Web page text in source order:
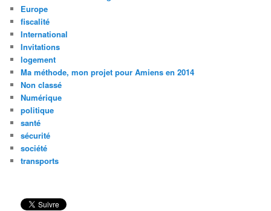
Europe
fiscalité
International
Invitations
logement
Ma méthode, mon projet pour Amiens en 2014
Non classé
Numérique
politique
santé
sécurité
société
transports